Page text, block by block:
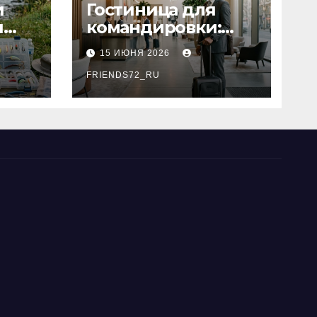
Гостиница для
командировки:
основные
критерии выбора
15 ИЮНЯ 2026
FRIENDS72_RU